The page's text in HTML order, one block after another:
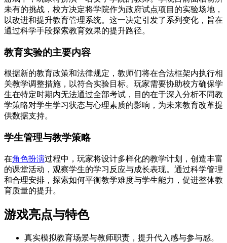
未有的挑战，校方决定将学院作为政府试点项目的实验场地，
以改进和提升教育管理系统。这一决定引发了系列变化，旨在
通过科学手段探索教育效果的提升路径。
教育实验的主要内容
根据新的教育政策和法律规定，教师们将在合法框架内执行相
关教学调整措施，以符合实验目标。玩家需要协助校方确保学
生在特定时期内无法通过全部考试，目的在于深入分析不同教
学策略对学生学习状态与心理素质的影响，为未来教育改革提
供数据支持。
学生管理与教学策略
在角色扮演过程中，玩家将设计多样化的教学计划，创造丰富
的课堂活动，观察学生的学习反应与成长表现。通过科学管理
和合理安排，探索如何平衡教学难度与学生能力，促进整体教
育质量的提升。
游戏亮点与特色
真实模拟教育场景与教师职责，提升代入感与参与感。